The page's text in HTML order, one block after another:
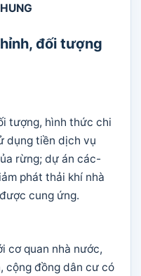
đối tượng
tượng, hình thức chi
dụng tiền dịch vụ
rừng; dự án các-
phát thải khí nhà
cung ứng.
cơ quan nhà nước,
cộng đồng dân cư có